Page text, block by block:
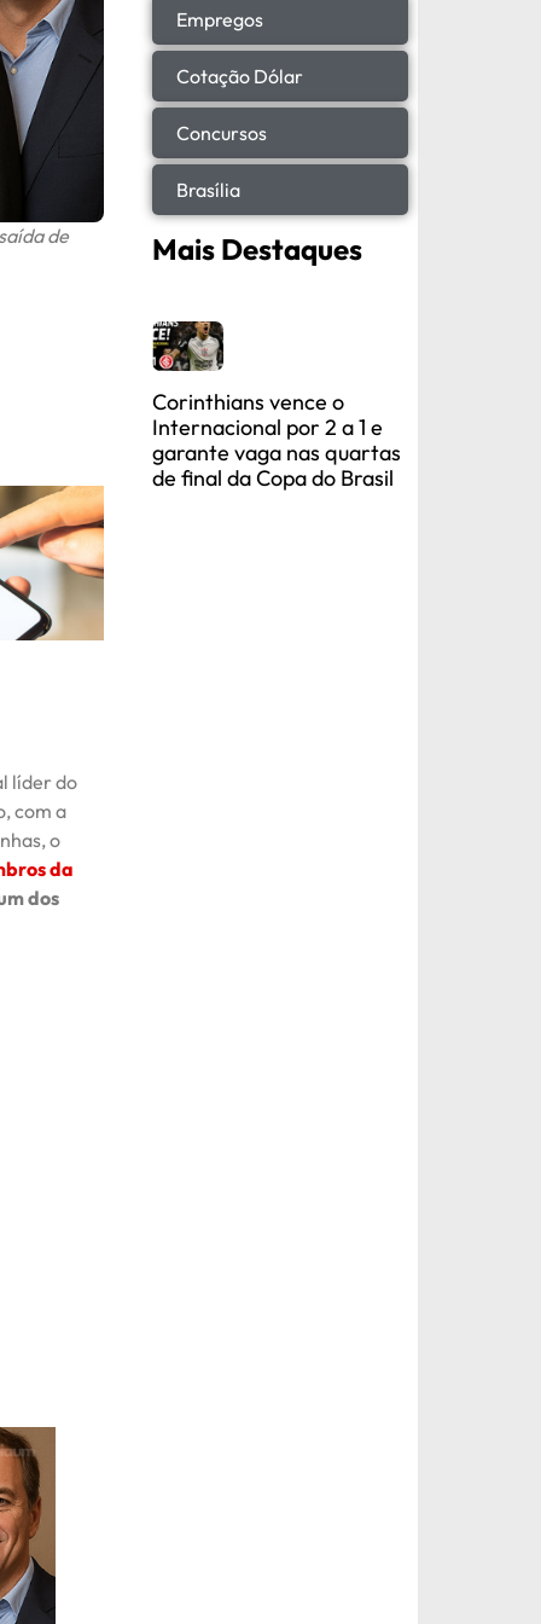
de
líder do
com a
o
da
dos
Empregos
Cotação Dólar
Concursos
Brasília
Mais Destaques
Corinthians vence o
Internacional por 2 a 1 e
garante vaga nas quartas
de final da Copa do Brasil